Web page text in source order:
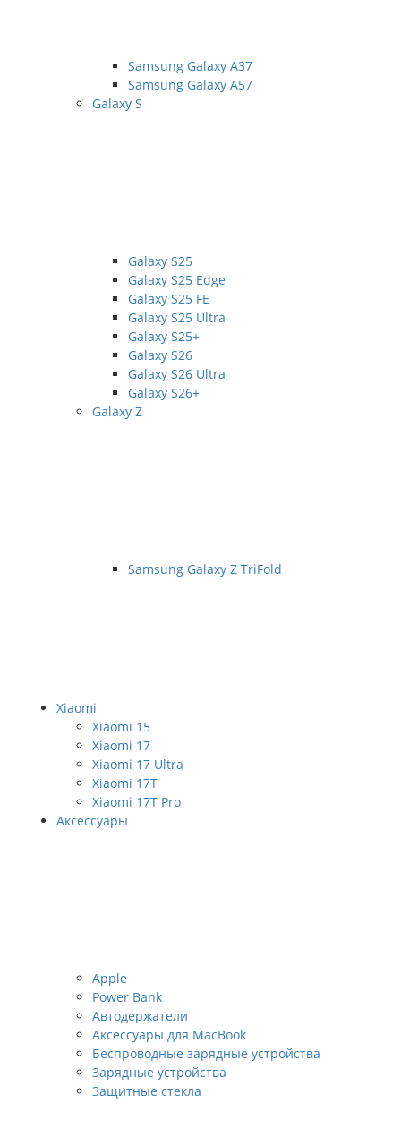
Samsung Galaxy A37
Samsung Galaxy A57
Galaxy S
Galaxy S25
Galaxy S25 Edge
Galaxy S25 FE
Galaxy S25 Ultra
Galaxy S25+
Galaxy S26
Galaxy S26 Ultra
Galaxy S26+
Galaxy Z
Samsung Galaxy Z TriFold
Xiaomi
Xiaomi 15
Xiaomi 17
Xiaomi 17 Ultra
Xiaomi 17T
Xiaomi 17T Pro
Аксессуары
Apple
Power Bank
Автодержатели
Аксессуары для MacBook
Беспроводные зарядные устройства
Зарядные устройства
Защитные стекла